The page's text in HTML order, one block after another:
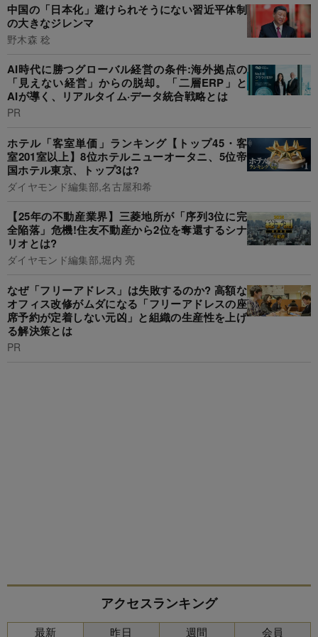
中国の「日本化」避けられそうにない習近平体制
の大きなジレンマ
野木森 稔
AI時代に勝つグローバル経営の条件:海外拠点の
「見えない経営」からの脱却。「二層ERP」と
AIが導く、リアルタイム·データ統合戦略とは
PR
ホテル「客室単価」ランキング【トップ45・客
室201室以上】8位ホテルニューオータニ、5位帝
国ホテル東京、トップ3は?
ダイヤモンド編集部,名古屋和希
【25年の不動産業界】三菱地所が「序列3位に完
全陥落」危機!住友不動産から2位を奪還するシナ
リオとは?
ダイヤモンド編集部,堀内 亮
なぜ「フリーアドレス」は失敗するのか? 高額な
オフィス改修がムダになる「フリーアドレスの座
席予約が定着しない元凶」と組織の生産性を上げ
る解決策とは
PR
アクセスランキング
最新 昨日 週間 会員